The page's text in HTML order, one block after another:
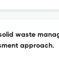
waste
approach.